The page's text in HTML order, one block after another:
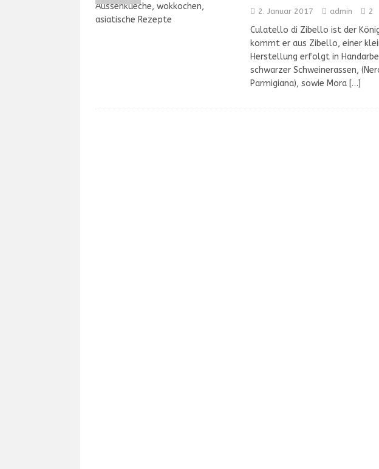
2. Januar 2017 admin 2
Culatello di Zibello ist der
kommt er aus Zibello, einer
Herstellung erfolgt in
schwarzer Schweinerassen,
Parmigiana), sowie Mora […]